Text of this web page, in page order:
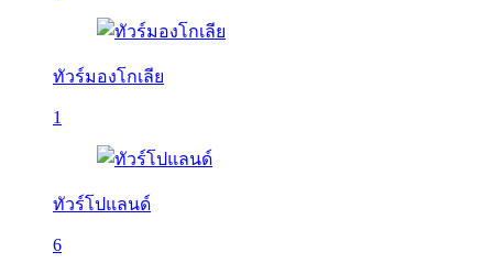
ทัวร์มองโกเลีย
1
ทัวร์โปแลนด์
6